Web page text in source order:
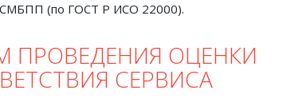
СМБПП (по ГОСТ Р ИСО 22000).
ПРОВЕДЕНИЯ ОЦЕНКИ
СЕРВИСА